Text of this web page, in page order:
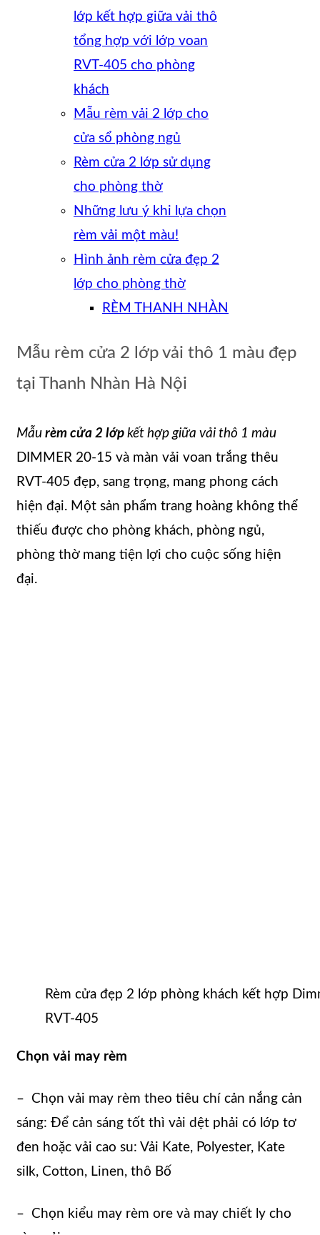
lớp kết hợp giữa vải thô
tổng hợp với lớp voan
RVT-405 cho phòng
khách
Mẫu rèm vải 2 lớp cho
cửa sổ phòng ngủ
Rèm cửa 2 lớp sử dụng
cho phòng thờ
Những lưu ý khi lựa chọn
rèm vải một màu!
Hình ảnh rèm cửa đẹp 2
lớp cho phòng thờ
RÈM THANH NHÀN
Mẫu rèm cửa 2 lớp vải thô 1 màu đẹp
tại Thanh Nhàn Hà Nội
Mẫu rèm cửa 2 lớp kết hợp giữa vải thô 1 màu
DIMMER 20-15 và màn vải voan trắng thêu
RVT-405 đẹp, sang trọng, mang phong cách
hiện đại. Một sản phẩm trang hoàng không thể
thiếu được cho phòng khách, phòng ngủ,
phòng thờ mang tiện lợi cho cuộc sống hiện
đại.
Rèm cửa đẹp 2 lớp phòng khách kết hợp
RVT-405
Chọn vải may rèm
– Chọn vải may rèm theo tiêu chí cản nắng cản
sáng: Để cản sáng tốt thì vải dệt phải có lớp tơ
đen hoặc vải cao su: Vải Kate, Polyester, Kate
silk, Cotton, Linen, thô Bố
– Chọn kiểu may rèm ore và may chiết ly cho